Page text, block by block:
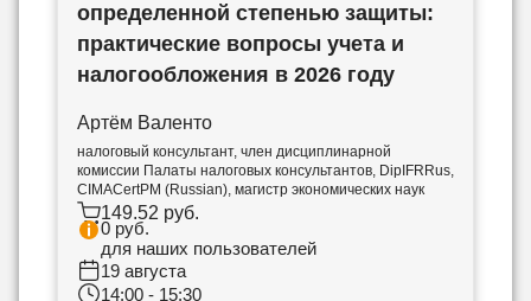
определенной степенью защиты:
практические вопросы учета и
налогообложения в 2026 году
Артём Валенто
налоговый консультант, член дисциплинарной
комиссии Палаты налоговых консультантов, DipIFRRus,
CIMACertPM (Russian), магистр экономических наук
149.52 руб.
0 руб.
для наших пользователей
19 августа
14:00 - 15:30